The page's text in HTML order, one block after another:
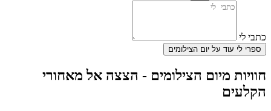
כתבי לי
ספרי לי עוד על יום הצילומים
חוויות מיום הצילומים - הצצה אל מאחורי
הקלעים